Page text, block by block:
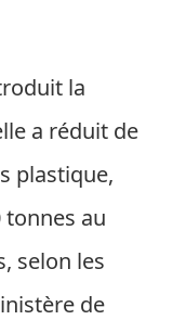
la
a réduit de
plastique,
tonnes au
selon les
de